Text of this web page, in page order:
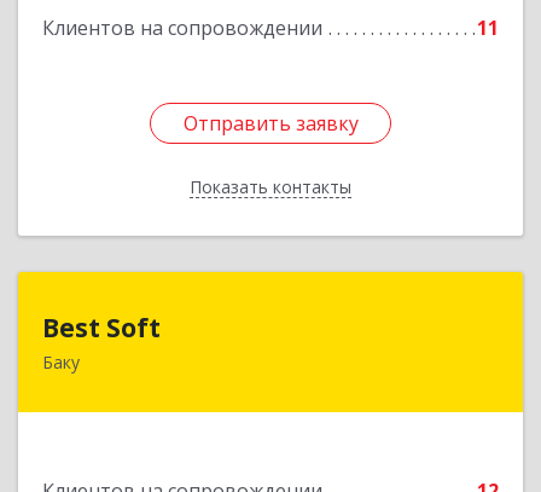
Клиентов на сопровождении 11
Отправить заявку
Показать контакты
Отправить заявку
Назад
Best Soft
БакуАзербайджан, Баку, AZ1029, Пр. Г. Алиева 95,